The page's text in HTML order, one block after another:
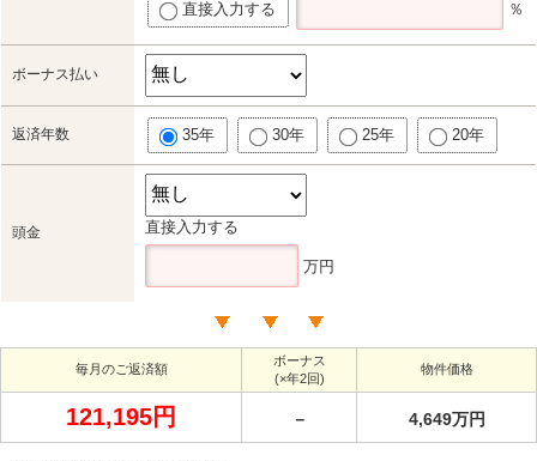
直接入力する ％
ボーナス払い
返済年数 35年 30年 25年 20年
頭金 直接入力する
万円
毎月のご返済額
ボーナス
(×年2回)
物件価格
121,195円 － 4,649万円